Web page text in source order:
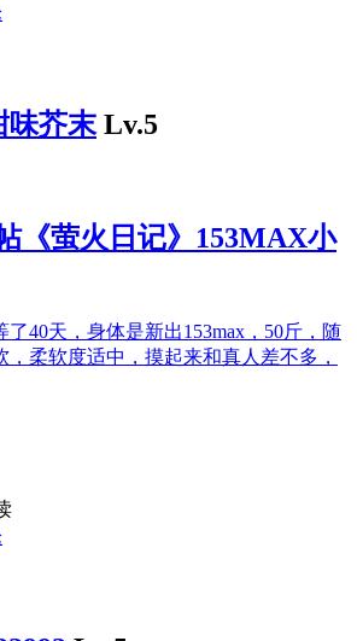
味芥末 Lv.5
《萤火日记》153MAX小
了40天，身体是新出153max，50斤，随
，柔软度适中，摸起来和真人差不多，